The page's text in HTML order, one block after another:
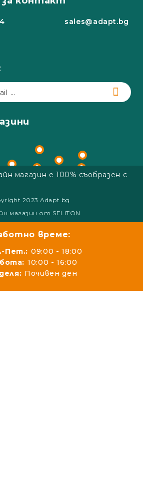
sales@adapt.bg
магазин е 100% съобразен с
2023 Adapt.bg
магазин от SELITON
време:
Пет.: 09:00 - 18:00
10:00 - 16:00
Почивен ден